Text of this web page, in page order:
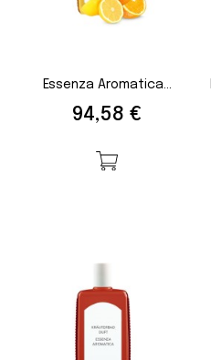
Essenza Aromatica...
Prezzo
94,58 €